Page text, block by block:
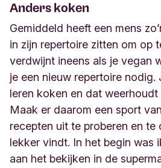
Anders koken
Gemiddeld heeft een mens
in zijn repertoire zitten om op
verdwijnt ineens als je vegan
je een nieuw repertoire nodig.
leren koken en dat weerhoudt
Maak er daarom een sport
recepten uit te proberen en
lekker vindt. In het begin was
aan het bekijken in de